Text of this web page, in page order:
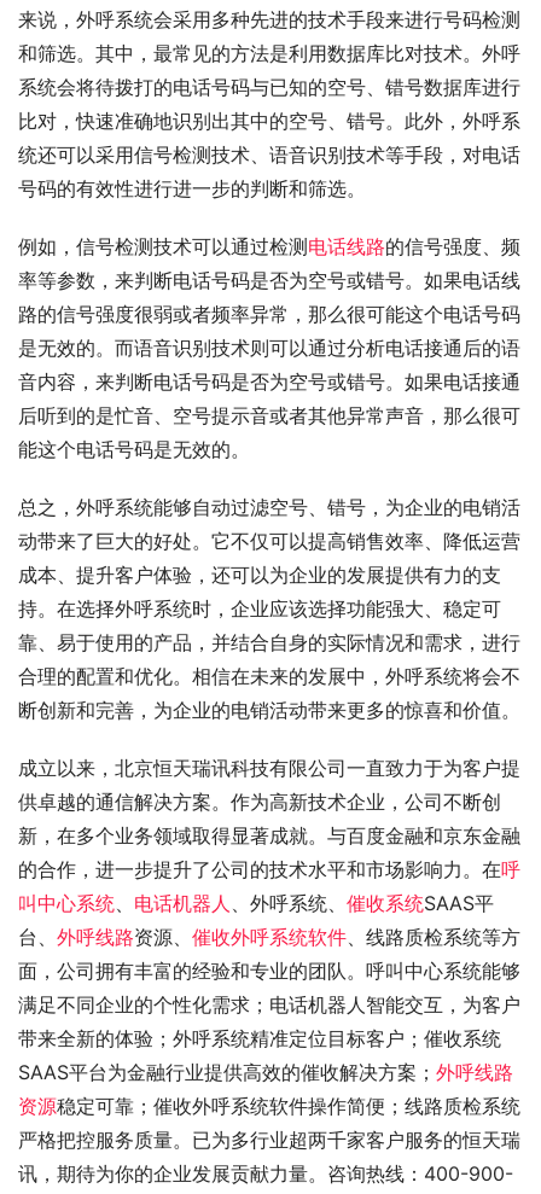
来说，外呼系统会采用多种先进的技术手段来进行号码检测
和筛选。其中，最常见的方法是利用数据库比对技术。外呼
系统会将待拨打的电话号码与已知的空号、错号数据库进行
比对，快速准确地识别出其中的空号、错号。此外，外呼系
统还可以采用信号检测技术、语音识别技术等手段，对电话
号码的有效性进行进一步的判断和筛选。
例如，信号检测技术可以通过检测 电话线路的信号强度、频
率等参数，来判断电话号码是否为空号或错号。如果电话线
路的信号强度很弱或者频率异常，那么很可能这个电话号码
是无效的。而语音识别技术则可以通过分析电话接通后的语
音内容，来判断电话号码是否为空号或错号。如果电话接通
后听到的是忙音、空号提示音或者其他异常声音，那么很可
能这个电话号码是无效的。
总之，外呼系统能够自动过滤空号、错号，为企业的电销活
动带来了巨大的好处。它不仅可以提高销售效率、降低运营
成本、提升客户体验，还可以为企业的发展提供有力的支
持。在选择外呼系统时，企业应该选择功能强大、稳定可
靠、易于使用的产品，并结合自身的实际情况和需求，进行
合理的配置和优化。相信在未来的发展中，外呼系统将会不
断创新和完善，为企业的电销活动带来更多的惊喜和价值。
成立以来，北京恒天瑞讯科技有限公司一直致力于为客户提
供卓越的通信解决方案。作为高新技术企业，公司不断创
新，在多个业务领域取得显著成就。与百度金融和京东金融
的合作，进一步提升了公司的技术水平和市场影响力。在呼
叫中心系统、 电话机器人 、外呼系统、 催收系统SAAS平
台、 外呼线路资源、 催收外呼系统软件、线路质检系统等方
面，公司拥有丰富的经验和专业的团队。呼叫中心系统能够
满足不同企业的个性化需求；电话机器人智能交互，为客户
带来全新的体验；外呼系统精准定位目标客户；催收系统
SAAS平台为金融行业提供高效的催收解决方案； 外呼线路
资源稳定可靠；催收外呼系统软件操作简便；线路质检系统
严格把控服务质量。已为多行业超两千家客户服务的恒天瑞
讯，期待为你的企业发展贡献力量。咨询热线：400-900-